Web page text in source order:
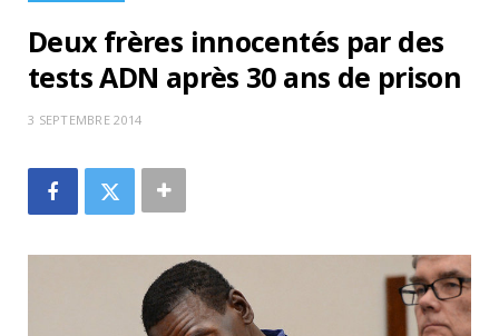
Deux frères innocentés par des
tests ADN après 30 ans de prison
3 SEPTEMBRE 2014